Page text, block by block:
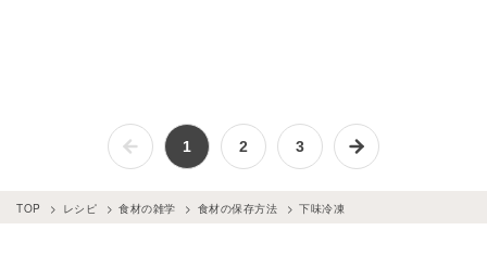
1 2 3
TOP レシピ 食材の雑学 食材の保存方法 下味冷凍